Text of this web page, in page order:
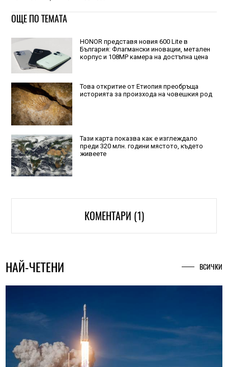
ОЩЕ ПО ТЕМАТА
HONOR представя новия 600 Lite в
България: Флагмански иновации, метален
корпус и 108MP камера на достъпна цена
Това откритие от Етиопия преобръща
историята за произхода на човешкия род
Тази карта показва как е изглеждало
преди 320 млн. години мястото, където
живеете
КОМЕНТАРИ (1)
НАЙ-ЧЕТЕНИ ВСИЧКИ